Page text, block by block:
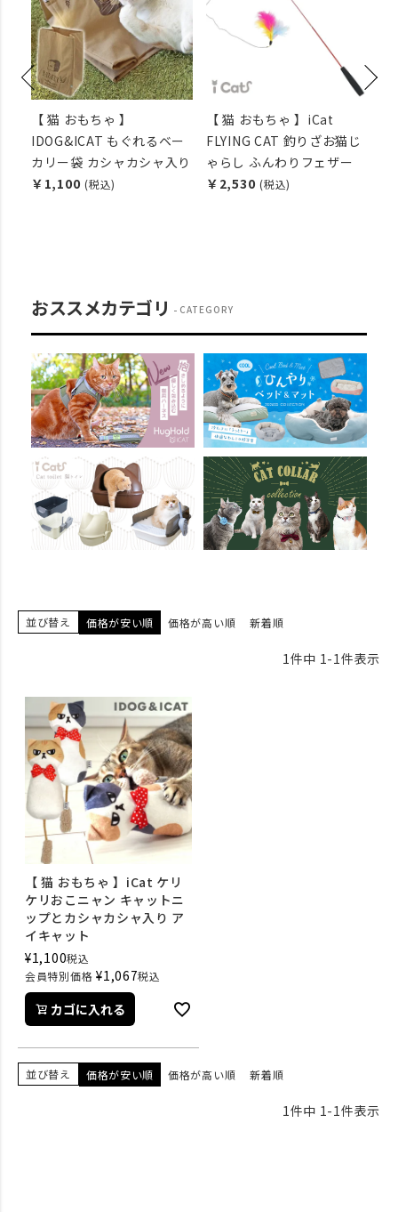
【 猫 おもちゃ 】
IDOG&ICAT もぐれるベー
カリー袋 カシャカシャ入り
￥1,100 (税込)
【 猫 おもちゃ 】iCat
FLYING CAT 釣りざお猫じ
ゃらし ふんわりフェザー
￥2,530 (税込)
おススメカテゴリ CATEGORY
並び替え 価格が安い順 価格が高い順 新着順
1件中 1-1件表示
【 猫 おもちゃ 】iCat ケリ
ケリおこニャン キャットニ
ップとカシャカシャ入り ア
イキャット
¥1,100税込
会員特別価格 ¥1,067税込
カゴに入れる
並び替え 価格が安い順 価格が高い順 新着順
1件中 1-1件表示